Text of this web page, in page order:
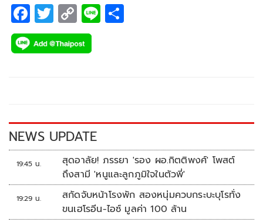
F
ac
e
k
T
wi
tt
C
o
p
k
Li
NEWS UPDATE
19:45 น.
สุดอาลัย! ภรรยา 'รอง ผอ.กิตติพงศ์' โพสต์
ถึงสามี 'หนูและลูกภูมิใจในตัวพี่'
19:29 น.
สกัดจับหน้าโรงพัก สองหนุ่มควบกระบะบุโรทั่ง
ขนเฮโรอีน-ไอซ์ มูลค่า 100 ล้าน